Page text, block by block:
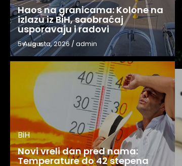
Haos na granicama: Kolone na
izlazu iz BiH, saobraćaj
usporavaju i radovi
5 Augusta, 2026 /admin
BiH
Novi vreli dan pred nama:
Temperature do 42 stepena